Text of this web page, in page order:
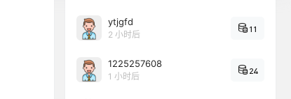
ytjgfd
2 小时后
11
1225257608
1 小时后
24